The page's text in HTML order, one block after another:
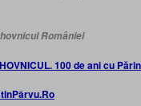
României
100 de ani cu